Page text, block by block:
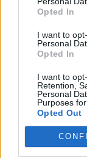
Opted In
I want to
Personal
Opted In
I want to
Retention,
Personal
Purposes
Opted Out